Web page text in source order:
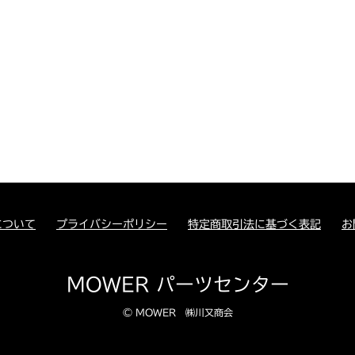
いて プライバシーポリシー 特定商取引法に基づく表記 お
MOWER パーツセンター
© MOWER ㈱川又商会